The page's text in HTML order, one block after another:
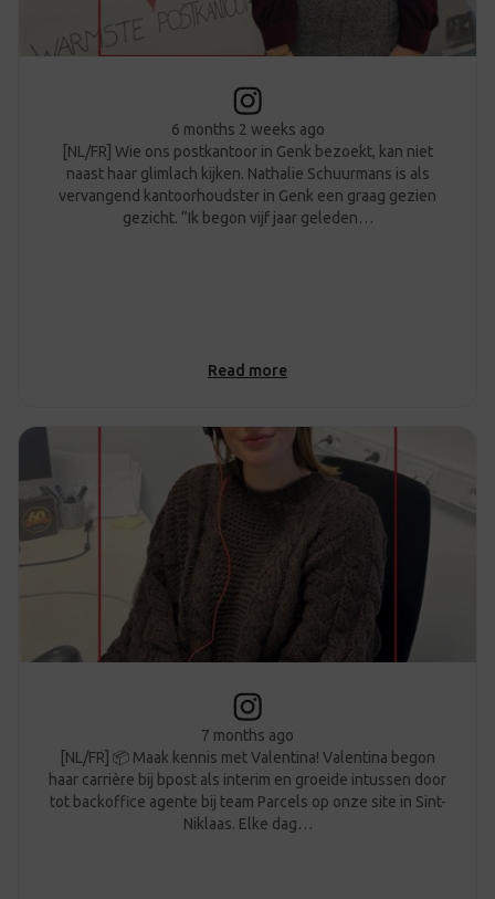
6 months 2 weeks ago
[NL/FR] Wie ons postkantoor in Genk bezoekt, kan niet
naast haar glimlach kijken. Nathalie Schuurmans is als
vervangend kantoorhoudster in Genk een graag gezien
gezicht. “Ik begon vijf jaar geleden…
Read more
7 months ago
[NL/FR] 📦 Maak kennis met Valentina! Valentina begon
haar carrière bij bpost als interim en groeide intussen door
tot backoffice agente bij team Parcels op onze site in Sint-
Niklaas. Elke dag…